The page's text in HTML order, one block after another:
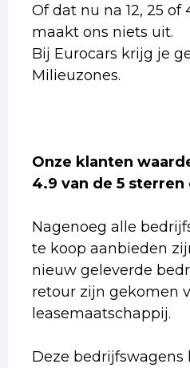
Of dat nu na 12, 25 of
maakt ons niets uit.
Bij Eurocars krijg je
Milieuzones.
Onze klanten
4.9 van de 5 sterren
Nagenoeg alle
te koop aanbieden
nieuw geleverde
retour zijn gekomen
leasemaatschappij.
Deze